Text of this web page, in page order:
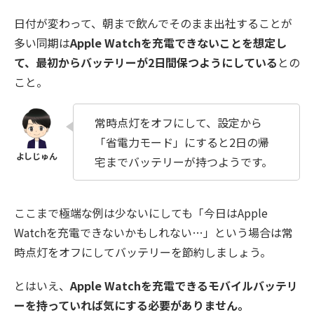
日付が変わって、朝まで飲んでそのまま出社することが
多い同期はApple Watchを充電できないことを想定し
て、最初からバッテリーが2日間保つようにしている との
こと。
常時点灯をオフにして、設定から
「省電力モード」にすると2日の帰
宅までバッテリーが持つようです。
ここまで極端な例は少ないにしても「今日はApple
Watchを充電できないかもしれない…」という場合は常
時点灯をオフにしてバッテリーを節約しましょう。
とはいえ、Apple Watchを充電できるモバイルバッテリ
ーを持っていれば気にする必要がありません。